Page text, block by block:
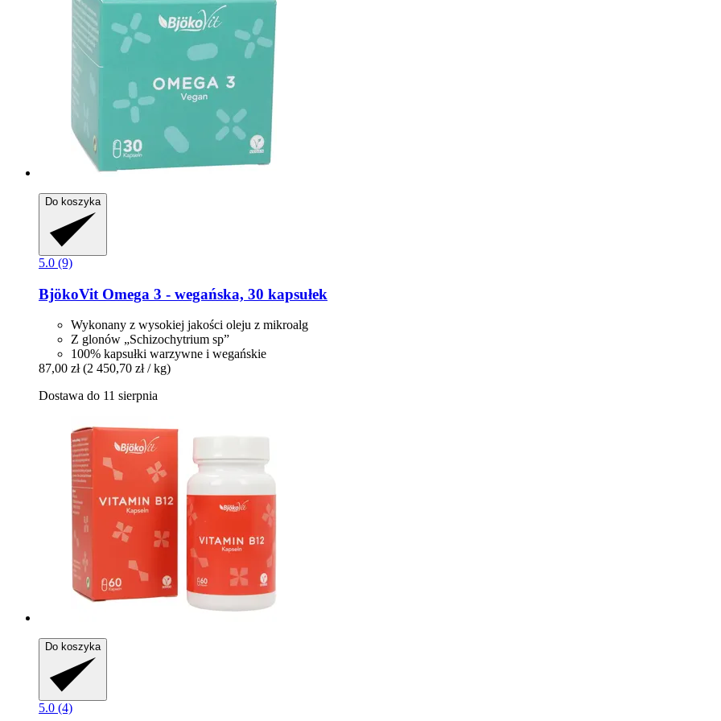
Do koszyka
5.0 (9)
BjökoVit Omega 3 -​ wegańska, 30 kapsułek
Wykonany z wysokiej jakości oleju z mikroalg
Z glonów „Schizochytrium sp”
100% kapsułki warzywne i wegańskie
87,00 zł (2 450,70 zł / kg)
Dostawa do 11 sierpnia
Do koszyka
5.0 (4)